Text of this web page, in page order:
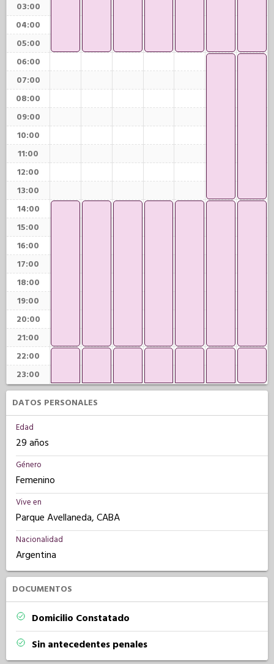
03:00
04:00
05:00
06:00
07:00
08:00
09:00
10:00
11:00
12:00
13:00
14:00
15:00
16:00
17:00
18:00
19:00
20:00
21:00
22:00
23:00
DATOS PERSONALES
Edad
29 años
Género
Femenino
Vive en
Parque Avellaneda, CABA
Nacionalidad
Argentina
DOCUMENTOS
Domicilio Constatado
Sin antecedentes penales